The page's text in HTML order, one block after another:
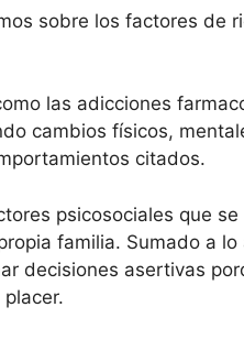
sobre los factores de
las adicciones
cambios físicos,
citados.
psicosociales que
familia. Sumado a lo
decisiones asertivas